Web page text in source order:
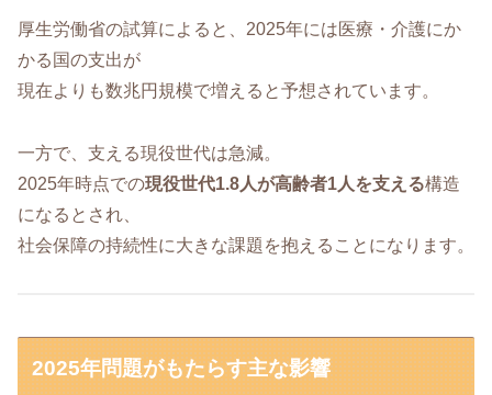
厚生労働省の試算によると、2025年には医療・介護にか
かる国の支出が
現在よりも数兆円規模で増えると予想されています。
一方で、支える現役世代は急減。
2025年時点での現役世代1.8人が高齢者1人を支える構造
になるとされ、
社会保障の持続性に大きな課題を抱えることになります。
2025年問題がもたらす主な影響